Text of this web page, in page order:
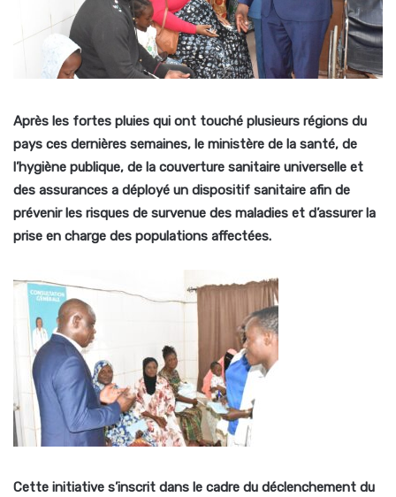
Après les fortes pluies qui ont touché plusieurs régions du
pays ces dernières semaines, le ministère de la santé, de
l’hygiène publique, de la couverture sanitaire universelle et
des assurances a déployé un dispositif sanitaire afin de
prévenir les risques de survenue des maladies et d’assurer la
prise en charge des populations affectées.
Cette initiative s’inscrit dans le cadre du déclenchement du